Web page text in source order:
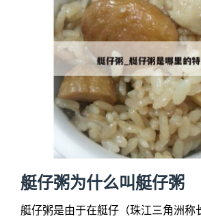
艇仔粥为什么叫艇仔粥
艇仔粥是由于在艇仔（珠江三角洲称